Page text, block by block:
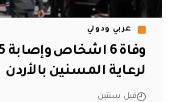
عربي ودولي
لرعاية المسنين بالأردن
قبل سنتين